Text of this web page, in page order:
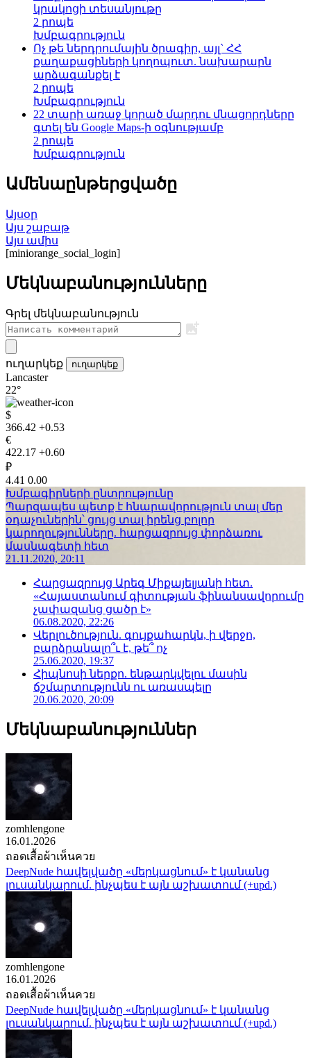
կրակոցի տեսանյութը
2 րոպե
Խմբագրություն
Ոչ թե ներդրումային ծրագիր, այլ` ՀՀ
քաղաքացիների կողոպուտ. նախարարն
արձագանքել է
2 րոպե
Խմբագրություն
22 տարի առաջ կորած մարդու մնացորդները
գտել են Google Maps-ի օգնությամբ
2 րոպե
Խմբագրություն
Ամենաընթերցվածը
Այսօր
Այս շաբաթ
Այս ամիս
[miniorange_social_login]
Մեկնաբանությունները
Գրել մեկնաբանություն
ուղարկեք ուղարկեք
Lancaster
22°
$
366.42 +0.53
€
422.17 +0.60
₽
4.41 0.00
Խմբագիրների ընտրությունը
Պարզապես պետք է հնարավորություն տալ մեր
օդաչուներին՝ ցույց տալ իրենց բոլոր
կարողությունները. հարցազրույց փորձառու
մասնագետի հետ
21.11.2020, 20:11
Հարցազրույց Արեգ Միքայելյանի հետ.
«Հայաստանում գիտության ֆինանսավորումը
չափազանց ցածր է»
06.08.2020, 22:26
Վերլուծություն. գույքահարկն, ի վերջո,
բարձրանալո՞ւ է, թե՞ ոչ
25.06.2020, 19:37
Հիպնոսի ներքո. ենթարկվելու մասին
ճշմարտությունն ու առասպելը
20.06.2020, 20:09
Մեկնաբանություններ
zomhlengone
16.01.2026
ถอดเสื้อผ้าเห็นควย
DeepNude հավելվածը «մերկացնում» է կանանց
լուսանկարում. ինչպես է այն աշխատում (+upd.)
zomhlengone
16.01.2026
ถอดเสื้อผ้าเห็นควย
DeepNude հավելվածը «մերկացնում» է կանանց
լուսանկարում. ինչպես է այն աշխատում (+upd.)